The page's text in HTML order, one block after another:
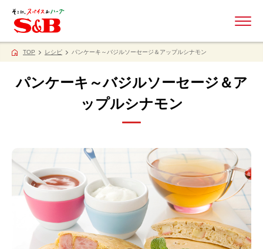
TOP レシピ パンケーキ～バジルソーセージ＆アップルシナモン
パンケーキ～バジルソーセージ＆ア
ップルシナモン